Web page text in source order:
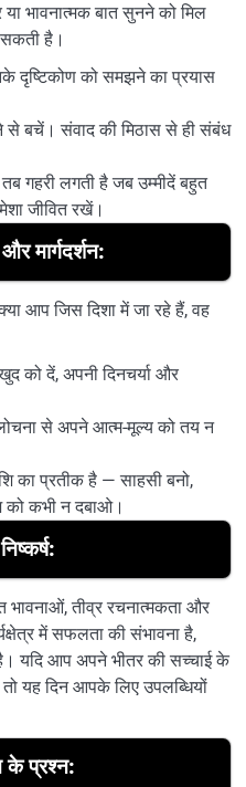
भावनात्मक बात सुनने को मिल
है।
दृष्टिकोण को समझने का प्रयास
से बचें। संवाद की मिठास से ही संबंध
गहरी लगती है जब उम्मीदें बहुत
जीवित रखें।
मार्गदर्शन:
आप जिस दिशा में जा रहे हैं, वह
को दें, अपनी दिनचर्या और
से अपने आत्म-मूल्य को तय न
का प्रतीक है — साहसी बनो,
को कभी न दबाओ।
भावनाओं, तीव्र रचनात्मकता और
में सफलता की संभावना है,
यदि आप अपने भीतर की सच्चाई के
यह दिन आपके लिए उपलब्धियों
के प्रश्न: